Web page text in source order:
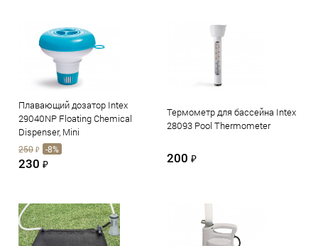
Плавающий дозатор Intex
29040NP Floating Chemical
Dispenser, Mini
250 ₽ -8%
230 ₽
Термометр для бассейна Intex
28093 Pool Thermometer
200 ₽